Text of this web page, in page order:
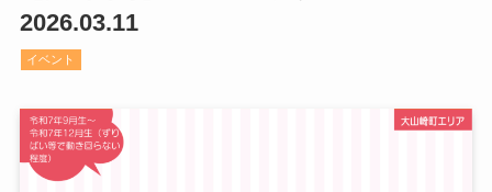
2026.03.11
イベント